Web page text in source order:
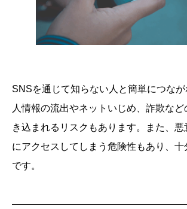
SNSを通じて知らない人と簡単につな
人情報の流出やネットいじめ、詐欺な
き込まれるリスクもあります。また、悪
にアクセスしてしまう危険性もあり、
です。